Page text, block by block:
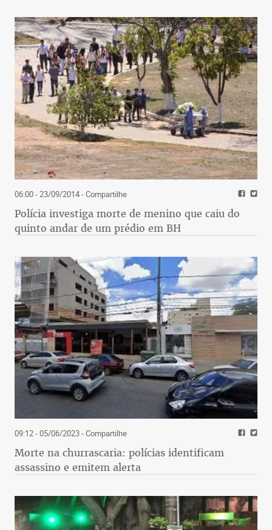
06:00 - 23/09/2014- Compartilhe
Polícia investiga morte de menino que caiu do
quinto andar de um prédio em BH
09:12 - 05/06/2023- Compartilhe
Morte na churrascaria: polícias identificam
assassino e emitem alerta